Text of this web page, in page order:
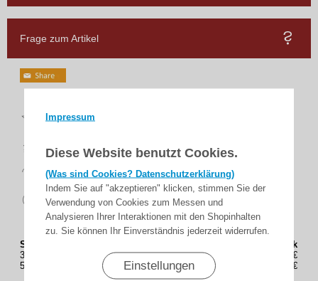
Impressum
Diese Website benutzt Cookies.
(Was sind Cookies? Datenschutzerklärung)
Indem Sie auf "akzeptieren" klicken, stimmen Sie der
Verwendung von Cookies zum Messen und
Analysieren Ihrer Interaktionen mit den Shopinhalten
zu. Sie können Ihr Einverständnis jederzeit widerrufen.
Einstellungen
Frage zum Artikel
Bewertungen
Lieferung
Rückgaberecht
sicher
zahlen
Staffelung (Stück)
Preis(Brutto) / Stück
3
31,90€
5
29,90€